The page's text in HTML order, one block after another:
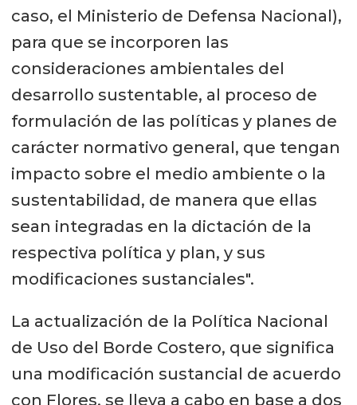
caso, el Ministerio de Defensa Nacional),
para que se incorporen las
consideraciones ambientales del
desarrollo sustentable, al proceso de
formulación de las políticas y planes de
carácter normativo general, que tengan
impacto sobre el medio ambiente o la
sustentabilidad, de manera que ellas
sean integradas en la dictación de la
respectiva política y plan, y sus
modificaciones sustanciales".
La actualización de la Política Nacional
de Uso del Borde Costero, que significa
una modificación sustancial de acuerdo
con Flores, se lleva a cabo en base a dos